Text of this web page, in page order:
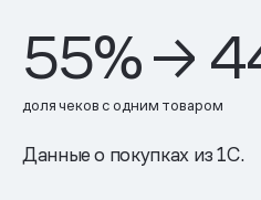
55% →
доля чеков с одним товаром
Данные о покупках из 1С.